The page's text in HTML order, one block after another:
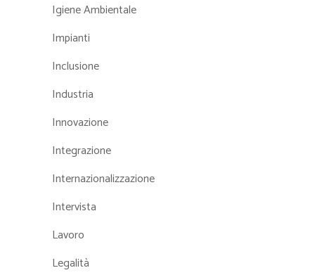
Igiene Ambientale
Impianti
Inclusione
Industria
Innovazione
Integrazione
Internazionalizzazione
Intervista
Lavoro
Legalità